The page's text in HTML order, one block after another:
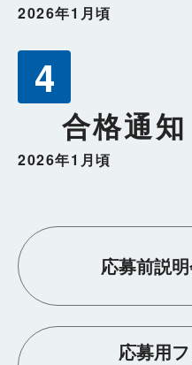
2026年1月頃
4
合格通知
2026年1月頃
応募前説
応募用